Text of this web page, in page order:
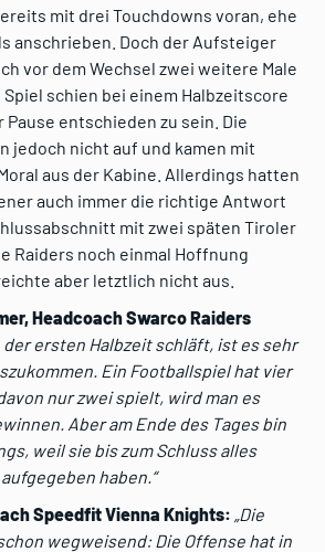
mit drei Touchdowns voran, ehe
anschrieben. Doch der Aufsteiger
vor dem Wechsel zwei weitere Male
Spiel schien bei einem Halbzeitscore
entschieden zu sein. Die
jedoch nicht auf und kamen mit
aus der Kabine. Allerdings hatten
auch immer die richtige Antwort
mit zwei späten Tiroler
Raiders noch einmal Hoffnung
aber letztlich nicht aus.
Headcoach Swarco Raiders
der ersten Halbzeit schläft, ist es sehr
Ein Footballspiel hat vier
nur zwei spielt, wird man es
Aber am Ende des Tages bin
weil sie bis zum Schluss alles
haben.“
Speedfit Vienna Knights: „Die
wegweisend: Die Offense hat in